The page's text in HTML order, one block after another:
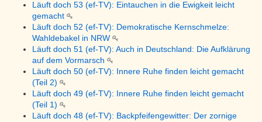
Läuft doch 53 (ef-TV): Eintauchen in die Ewigkeit leicht
gemacht
Läuft doch 52 (ef-TV): Demokratische Kernschmelze:
Wahldebakel in NRW
Läuft doch 51 (ef-TV): Auch in Deutschland: Die Aufklärung
auf dem Vormarsch
Läuft doch 50 (ef-TV): Innere Ruhe finden leicht gemacht
(Teil 2)
Läuft doch 49 (ef-TV): Innere Ruhe finden leicht gemacht
(Teil 1)
Läuft doch 48 (ef-TV): Backpfeifengewitter: Der zornige